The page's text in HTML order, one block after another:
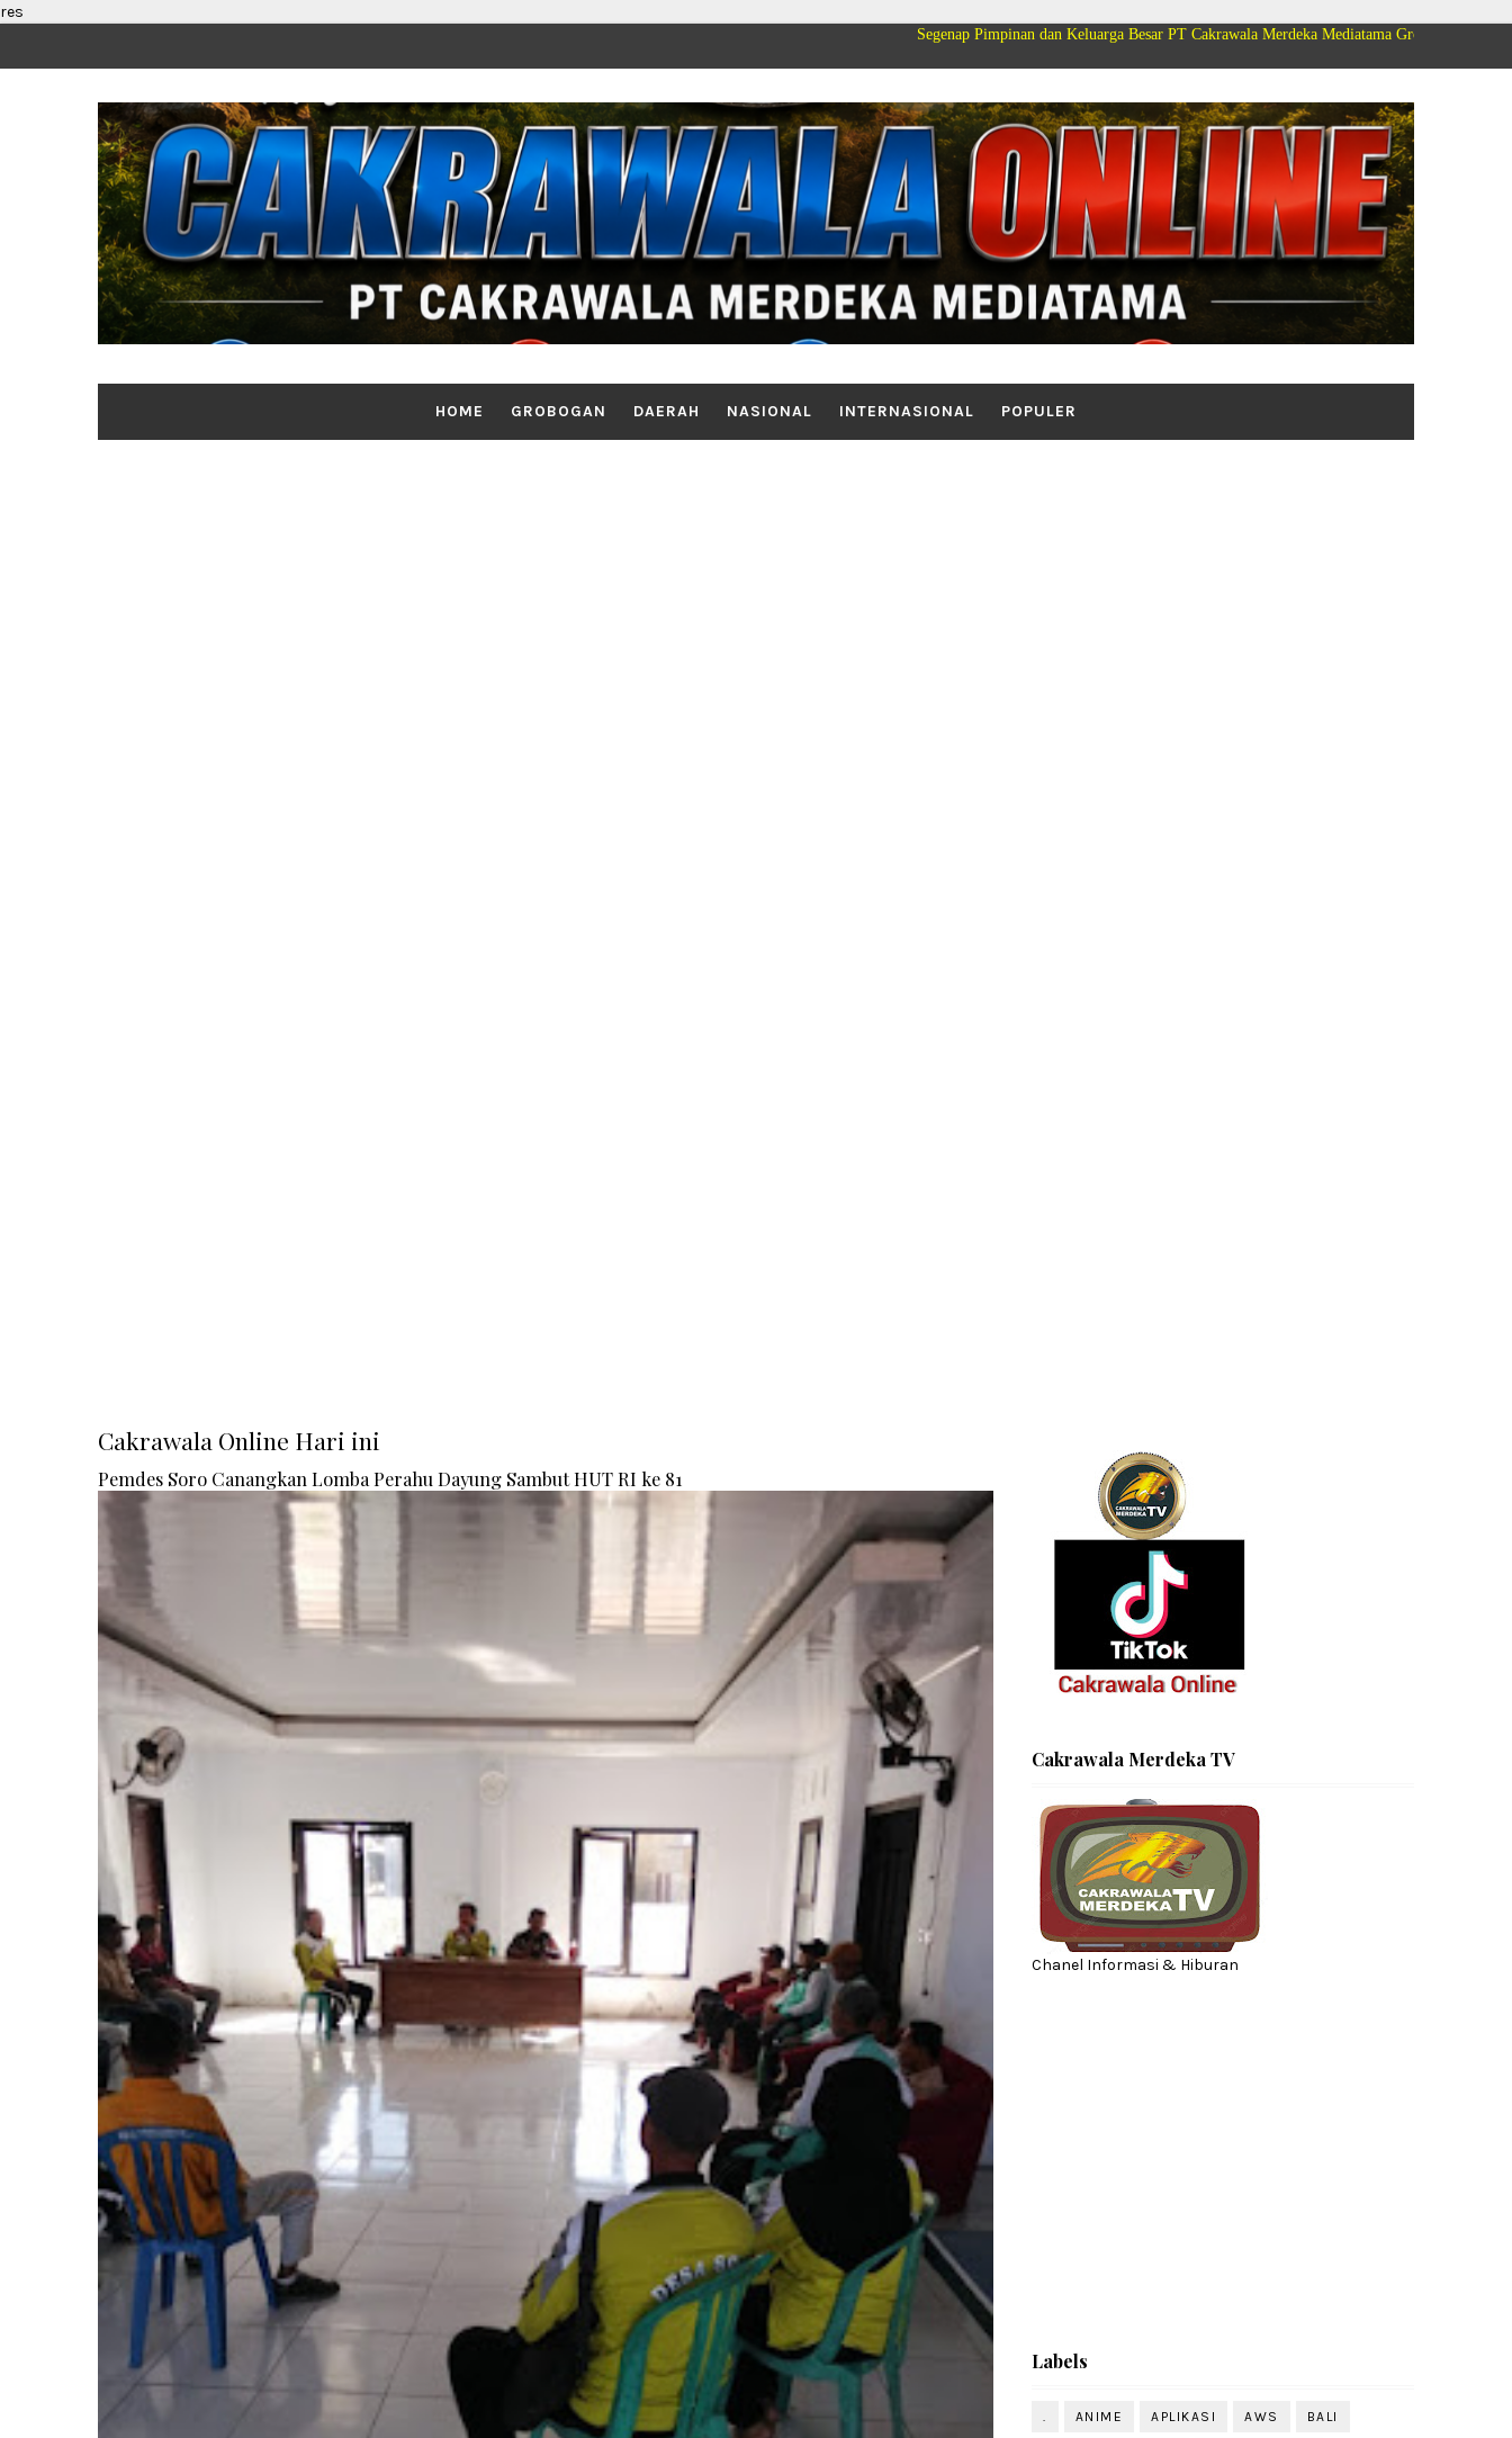
res
Segenap Pimpinan dan Keluarga Besar PT Cakrawala Merdeka Mediatama Group Mengucapkan Selamat
HOME GROBOGAN DAERAH NASIONAL INTERNASIONAL POPULER
Cakrawala Online Hari ini
Pemdes Soro Canangkan Lomba Perahu Dayung Sambut HUT RI ke 81
Cakrawala Merdeka TV
Chanel Informasi & Hiburan
Labels
. ANIME APLIKASI AWS BALI